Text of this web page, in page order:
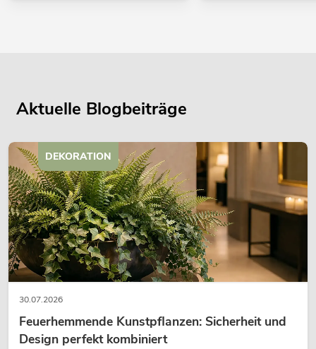
Aktuelle Blogbeiträge
30.07.2026
Feuerhemmende Kunstpflanzen: Sicherheit und
Design perfekt kombiniert
DEKORATION